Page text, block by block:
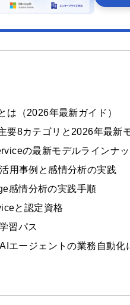
は（2026年最新ガイド）
要8カテゴリと2026年最新
の最新モデルラインナ
用事例と感情分析の実践
感情分析の実践手順
と認定資格
習パス
エージェントの業務自動化